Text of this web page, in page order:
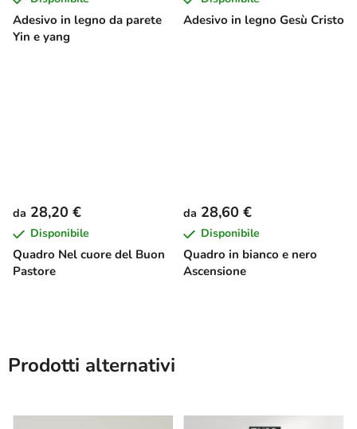
Adesivo in legno da parete
Yin e yang
Adesivo in legno Gesù Cristo
Quadro Nel cuore del Buon
Pastore
da 28,20 €
Disponibile
Quadro in bianco e nero
Ascensione
da 28,60 €
Disponibile
Prodotti alternativi